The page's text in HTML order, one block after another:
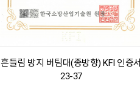
흔들림 방지 버팀대(종방향) KFI 인증서
23-37